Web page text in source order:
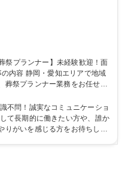
葬祭プランナー業務をお任せし
歩んだ人生を反映したセレモ
の準備・運営、法事などのアフ
様がどんな方だったかをお聞
不問！誠実なコミュニケーショ
て長期的に働きたい方や、誰か
りがいを感じる方をお待ちして